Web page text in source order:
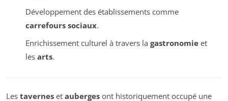
Développement des établissements comme
carrefours sociaux.
Enrichissement culturel à travers la gastronomieet
les arts.
Les tavernes et auberges ont historiquement occupé une